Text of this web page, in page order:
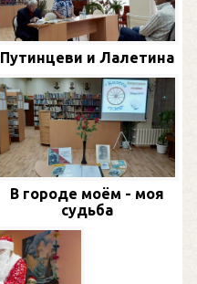
Путинцеви и Лалетина
В городе моём - моя
судьба